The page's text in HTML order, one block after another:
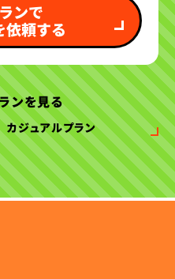
ンで
依頼する
ンを見る
カジュアルプラン
グプラン
ニュー
ション